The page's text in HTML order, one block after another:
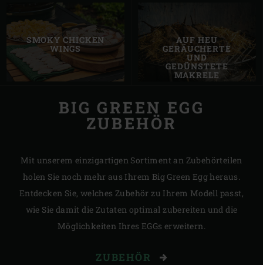
SMOKY CHICKEN
WINGS
AUF HEU
GERÄUCHERTE
UND
GEDÜNSTETE
MAKRELE
BIG GREEN EGG
ZUBEHÖR
Mit unserem einzigartigen Sortiment an Zubehörteilen
holen Sie noch mehr aus Ihrem Big Green Egg heraus.
Entdecken Sie, welches Zubehör zu Ihrem Modell passt,
wie Sie damit die Zutaten optimal zubereiten und die
Möglichkeiten Ihres EGGs erweitern.
ZUBEHÖR